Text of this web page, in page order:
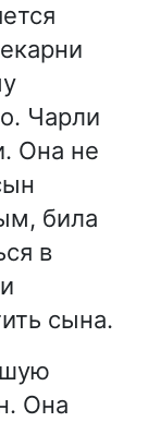
Чарли
Она не
била
в
сына.
Она